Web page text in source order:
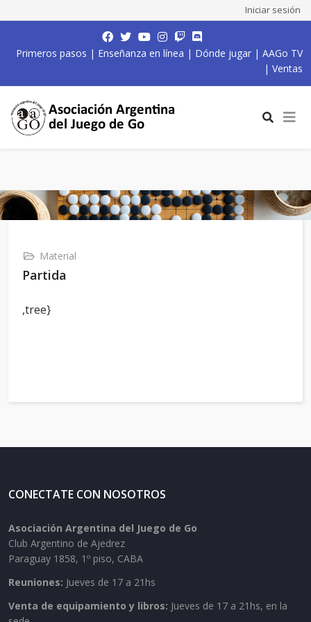
Iniciar sesión
Primeros pasos | Enseñanza en línea | Dónde jugar | AAGo TV
| Ventas
Material
Partida
,tree}
CONECTATE CON NOSOTROS
Asociación Argentina del Juego de Go
Club Argentino de Ajedrez
Paraguay 1858, 1º piso, CABA
Reuniones: Jueves de 17 a 21hs
Venta de equipamiento y libros: Jueves de 17 a 21hs, en la